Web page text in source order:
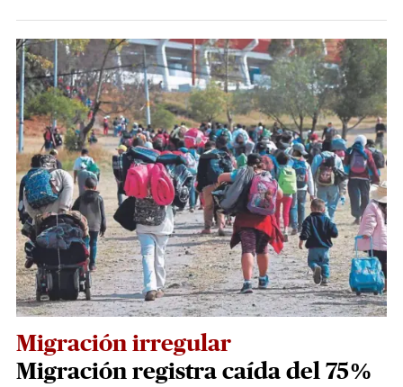
Migración irregular
Migración registra caída del 75%